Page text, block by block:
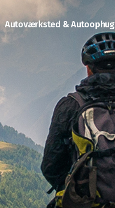
Autoværksted & Autoophug